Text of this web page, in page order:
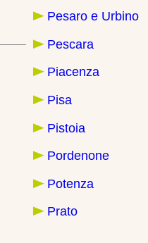
Pesaro e Urbino
Pescara
Piacenza
Pisa
Pistoia
Pordenone
Potenza
Prato